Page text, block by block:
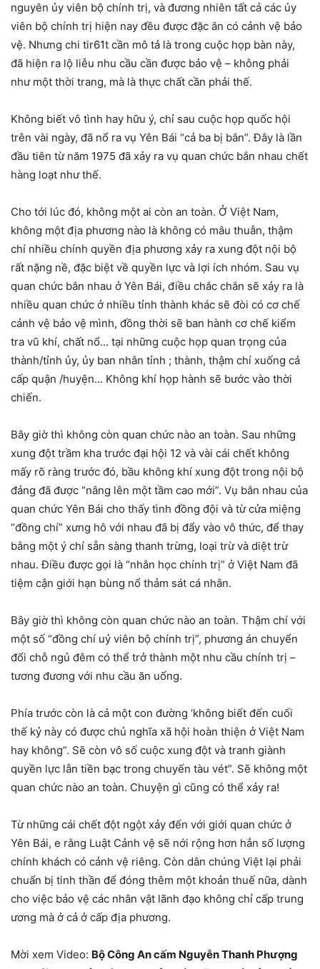
nguyên ủy viên bộ chính trị, và đương nhiên tất cả các ủy
viên bộ chính trị hiện nay đều được đặc ân có cảnh vệ bảo
vệ. Nhưng chi tir61t cần mô tả là trong cuộc họp bàn này,
đã hiện ra lộ liễu nhu cầu cần được bảo vệ – không phải
như một thời trang, mà là thực chất cần phải thế.
Không biết vô tình hay hữu ý, chỉ sau cuộc họp quốc hội
trên vài ngày, đã nổ ra vụ Yên Bái “cả ba bị bắn”. Đây là lần
đầu tiên từ năm 1975 đã xảy ra vụ quan chức bắn nhau chết
hàng loạt như thế.
Cho tới lúc đó, không một ai còn an toàn. Ở Việt Nam,
không một địa phương nào là không có mâu thuẫn, thậm
chí nhiều chính quyền địa phương xảy ra xung đột nội bộ
rất nặng nề, đặc biệt về quyền lực và lợi ích nhóm. Sau vụ
quan chức bắn nhau ở Yên Bái, điều chắc chắn sẽ xảy ra là
nhiều quan chức ở nhiều tỉnh thành khác sẽ đòi có cơ chế
cảnh vệ bảo vệ mình, đồng thời sẽ ban hành cơ chế kiểm
tra vũ khí, chất nổ… tại những cuộc họp quan trọng của
thành/tỉnh ủy, ủy ban nhân tỉnh ; thành, thậm chí xuống cả
cấp quận /huyện… Không khí họp hành sẽ bước vào thời
chiến.
Bây giờ thì không còn quan chức nào an toàn. Sau những
xung đột trầm kha trước đại hội 12 và vài cái chết không
mấy rõ ràng trước đó, bầu không khí xung đột trong nội bộ
đảng đã được “nâng lên một tầm cao mới”. Vụ bắn nhau của
quan chức Yên Bái cho thấy tình đồng đội và từ cửa miệng
“đồng chí” xưng hô với nhau đã bị đẩy vào vô thức, để thay
bằng một ý chí sẵn sàng thanh trừng, loại trừ và diệt trừ
nhau. Điều được gọi là “nhân học chính trị” ở Việt Nam đã
tiệm cận giới hạn bùng nổ thảm sát cá nhân.
Bây giờ thì không còn quan chức nào an toàn. Thậm chí với
một số “đồng chí uỷ viên bộ chính trị”, phương án chuyển
đổi chỗ ngủ đêm có thể trở thành một nhu cầu chính trị –
tương đương với nhu cầu ăn uống.
Phía trước còn là cả một con đường ‘không biết đến cuối
thế kỷ này có được chủ nghĩa xã hội hoàn thiện ở Việt Nam
hay không”. Sẽ còn vô số cuộc xung đột và tranh giành
quyền lực lẫn tiền bạc trong chuyến tàu vét”. Sẽ không một
quan chức nào an toàn. Chuyện gì cũng có thể xảy ra!
Từ những cái chết đột ngột xảy đến với giới quan chức ở
Yên Bái, e rằng Luật Cảnh vệ sẽ nới rộng hơn hẳn số lượng
chính khách có cảnh vệ riêng. Còn dân chúng Việt lại phải
chuẩn bị tinh thần để đóng thêm một khoản thuế nữa, dành
cho việc bảo vệ các nhân vật lãnh đạo không chỉ cấp trung
ương mà ở cả ở cấp địa phương.
Mời xem Video: Bộ Công An cấm Nguyễn Thanh Phượng